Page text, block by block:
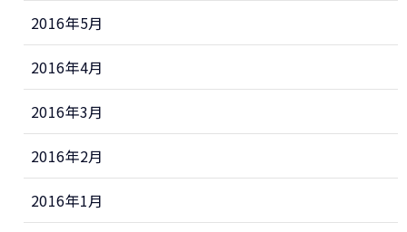
2016年5月
2016年4月
2016年3月
2016年2月
2016年1月